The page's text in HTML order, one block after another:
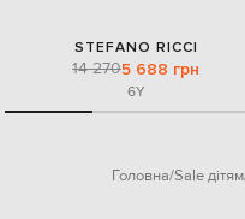
STEFANO RICCI
14 2705 688 грн
6Y
Головна Sale дітям